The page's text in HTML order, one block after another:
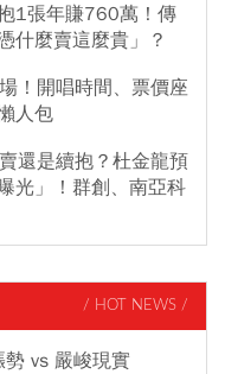
1張年賺760萬！傳
什麼賣這麼貴」？
！開唱時間、票價座
人包
還是續抱？杜金龍預
光」！群創、南亞科
/ HOT NEWS /
vs 嚴峻現實